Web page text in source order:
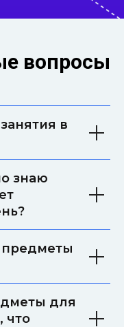
вопросы
в
знаю
для
что